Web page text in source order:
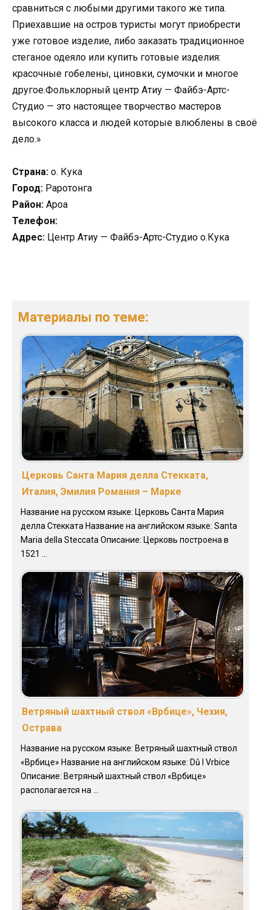
сравниться с любыми другими такого же типа.
Приехавшие на остров туристы могут приобрести
уже готовое изделие, либо заказать традиционное
стеганое одеяло или купить готовые изделия:
красочные гобелены, циновки, сумочки и многое
другое.Фольклорный центр Атиу — Файбэ-Артс-
Студио — это настоящее творчество мастеров
высокого класса и людей которые влюблены в своё
дело.»
Страна: о. Кука
Город: Раротонга
Район: Ароа
Телефон:
Адрес: Центр Атиу — Файбэ-Артс-Студио о.Кука
Материалы по теме:
Церковь Санта Мария делла Стекката,
Италия, Эмилия Романия – Марке
Название на русском языке: Церковь Санта Мария
делла Стекката Название на английском языке: Santa
Maria della Steccata Описание: Церковь построена в
1521 ...
Ветряный шахтный ствол «Врбице», Чехия,
Острава
Название на русском языке: Ветряный шахтный ствол
«Врбице» Название на английском языке: Dů l Vrbice
Описание: Ветряный шахтный ствол «Врбице»
располагается на ...